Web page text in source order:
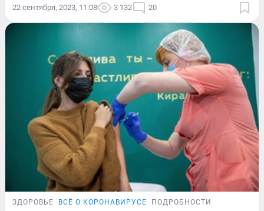
22 сентября, 2023, 11:08 3 132 20
ЗДОРОВЬЕ ВСЁ О КОРОНАВИРУСЕ ПОДРОБНОСТИ